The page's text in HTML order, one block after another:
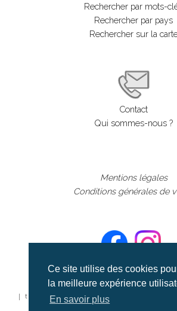
Ce site utilise des cookies
la meilleure expérience
En savoir plus
Rechercher par mots-
Rechercher par pays
Rechercher sur la
Contact
Qui sommes-nous ?
Mentions légales
Conditions générales de
©aerialcollection marque
| tous droits réservés |
aériennes et documentaires video